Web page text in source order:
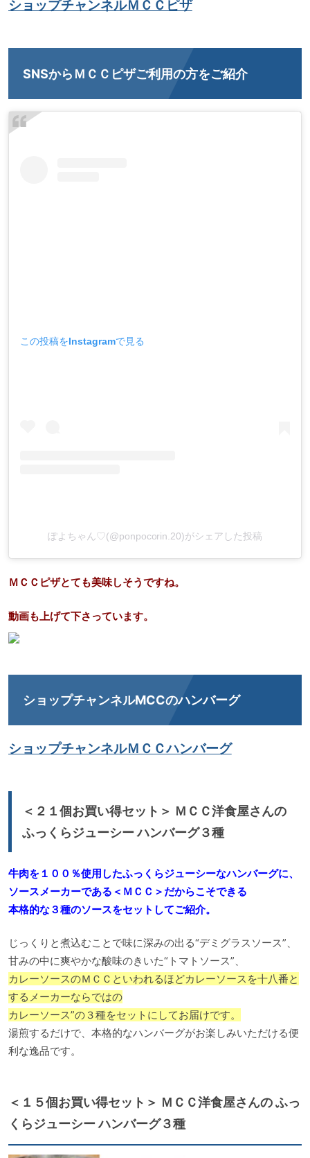
ショップチャンネルＭＣＣピザ
SNSからＭＣＣピザご利用の方をご紹介
この投稿をInstagramで見る
ぽよちゃん♡(@ponpocorin.20)がシェアした投稿
ＭＣＣピザとても美味しそうですね。
動画も上げて下さっています。
ショップチャンネルMCCのハンバーグ
ショップチャンネルＭＣＣハンバーグ
＜２１個お買い得セット＞ ＭＣＣ洋食屋さんの
ふっくらジューシー ハンバーグ３種
牛肉を１００％使用したふっくらジューシーなハンバーグに、
ソースメーカーである＜ＭＣＣ＞だからこそできる
本格的な３種のソースをセットしてご紹介。
じっくりと煮込むことで味に深みの出る“デミグラスソース”、
甘みの中に爽やかな酸味のきいた“トマトソース”、
カレーソースのＭＣＣといわれるほどカレーソースを十八番と
するメーカーならではの
カレーソース”の３種をセットにしてお届けです。
湯煎するだけで、本格的なハンバーグがお楽しみいただける便
利な逸品です。
＜１５個お買い得セット＞ ＭＣＣ洋食屋さんの ふっ
くらジューシー ハンバーグ３種